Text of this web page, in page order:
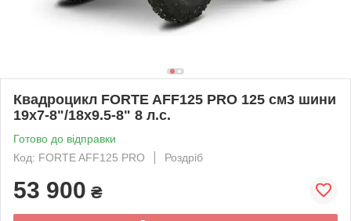
Квадроцикл FORTE AFF125 PRO 125 см3 шини
19х7-8"/18х9.5-8" 8 л.с.
Готово до відправки
Код: FORTE AFF125 PRO
Роздріб
53 900 ₴